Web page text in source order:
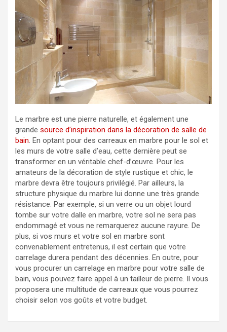
Le marbre est une pierre naturelle, et également une
grande source d’inspiration dans la décoration de salle de
bain. En optant pour des carreaux en marbre pour le sol et
les murs de votre salle d’eau, cette dernière peut se
transformer en un véritable chef-d’œuvre. Pour les
amateurs de la décoration de style rustique et chic, le
marbre devra être toujours privilégié. Par ailleurs, la
structure physique du marbre lui donne une très grande
résistance. Par exemple, si un verre ou un objet lourd
tombe sur votre dalle en marbre, votre sol ne sera pas
endommagé et vous ne remarquerez aucune rayure. De
plus, si vos murs et votre sol en marbre sont
convenablement entretenus, il est certain que votre
carrelage durera pendant des décennies. En outre, pour
vous procurer un carrelage en marbre pour votre salle de
bain, vous pouvez faire appel à un tailleur de pierre. Il vous
proposera une multitude de carreaux que vous pourrez
choisir selon vos goûts et votre budget.